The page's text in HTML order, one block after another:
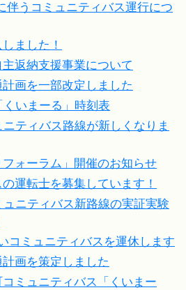
伴うコミュニティバス運行につ
ました！
返納支援事業について
画を一部改定しました
いまーる」時刻表
ティバス路線が新しくなりま
フォーラム」開催のお知らせ
運転士を募集しています！
ュニティバス新路線の実証実験
コミュニティバスを運休します
画を策定しました
ミュニティバス「くいまー